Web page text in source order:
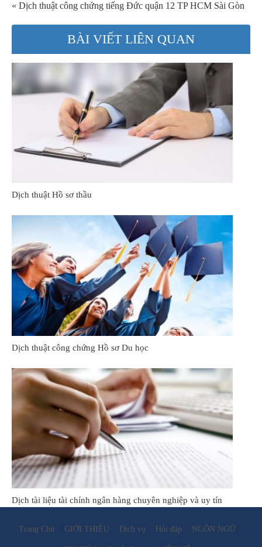
« Dịch thuật công chứng tiếng Đức quận 12 TP HCM Sài Gòn
BÀI VIẾT LIÊN QUAN
Dịch thuật Hồ sơ thầu
Dịch thuật công chứng Hồ sơ Du học
Dịch tài liệu tài chính ngân hàng chuyên nghiệp và uy tín
Trang Chủ GIỚI THIỆU Dịch vụ Hỏi đáp NGÔN NGỮ